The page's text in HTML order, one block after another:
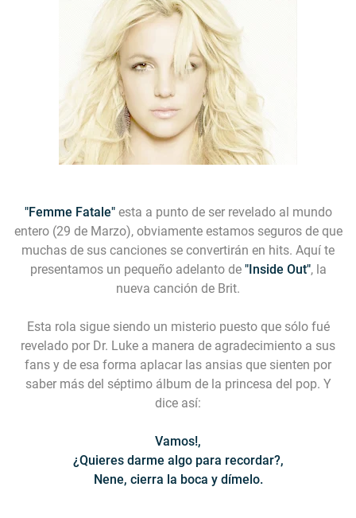
"Femme Fatale"esta a punto de ser revelado al mundo
entero (29 de Marzo), obviamente estamos seguros de que
muchas de sus canciones se convertirán en hits. Aquí te
presentamos un pequeño adelanto de "Inside Out", la
nueva canción de Brit.
Esta rola sigue siendo un misterio puesto que sólo fué
revelado por Dr. Luke a manera de agradecimiento a sus
fans y de esa forma aplacar las ansias que sienten por
saber más del séptimo álbum de la princesa del pop. Y
dice así:
Vamos!,
¿Quieres darme algo para recordar?,
Nene, cierra la boca y dímelo.